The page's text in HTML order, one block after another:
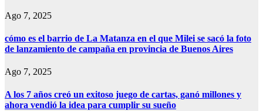
Ago 7, 2025
cómo es el barrio de La Matanza en el que Milei se sacó la foto
de lanzamiento de campaña en provincia de Buenos Aires
Ago 7, 2025
A los 7 años creó un exitoso juego de cartas, ganó millones y
ahora vendió la idea para cumplir su sueño